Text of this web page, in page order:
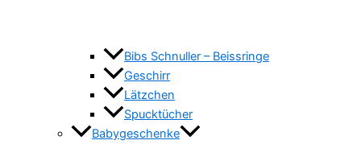
Bibs Schnuller – Beissringe
Geschirr
Lätzchen
Spucktücher
Babygeschenke